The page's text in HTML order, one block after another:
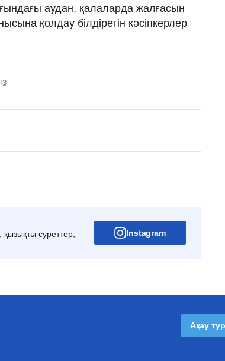
аудан, қалаларда жалғасын
қолдау білдіретін кәсіпкерлер
суреттер,
Instagram
Ақау